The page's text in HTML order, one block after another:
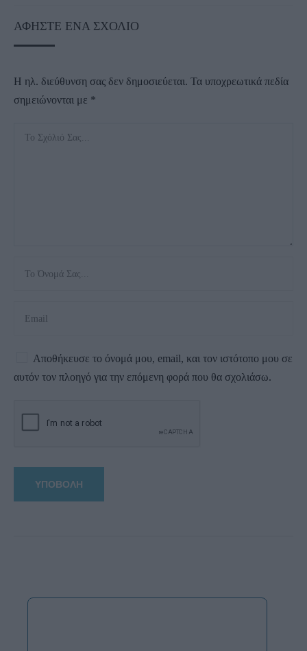
ΑΦΉΣΤΕ ΈΝΑ ΣΧΌΛΙΟ
Η ηλ. διεύθυνση σας δεν δημοσιεύεται. Τα υποχρεωτικά πεδία
σημειώνονται με *
Αποθήκευσε το όνομά μου, email, και τον ιστότοπο μου σε
αυτόν τον πλοηγό για την επόμενη φορά που θα σχολιάσω.